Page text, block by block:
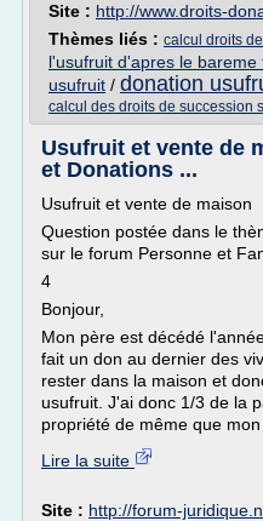
Site : http://www.droits-
Thèmes liés : calcul droits
l'usufruit d'apres le bareme
usufruit / donation
calcul des droits de succession
Usufruit et vente de
et Donations ...
Usufruit et vente de maison
Question postée dans le
sur le forum Personne et
4
Bonjour,
Mon père est décédé
fait un don au dernier des
rester dans la maison et
usufruit. J'ai donc 1/3 de la
propriété de même que mon
Lire la suite
Site : http://forum-